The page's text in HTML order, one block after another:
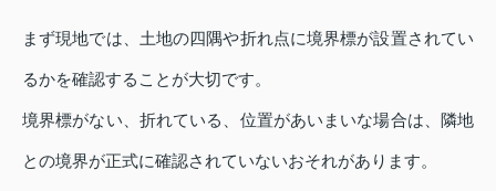
まず現地では、土地の四隅や折れ点に境界標が設置されてい
るかを確認することが大切です。
境界標がない、折れている、位置があいまいな場合は、隣地
との境界が正式に確認されていないおそれがあります。